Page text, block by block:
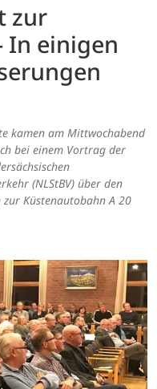
zur
In einigen
kamen am Mittwochabend
bei einem Vortrag der
(NLStBV) über den
Küstenautobahn A 20